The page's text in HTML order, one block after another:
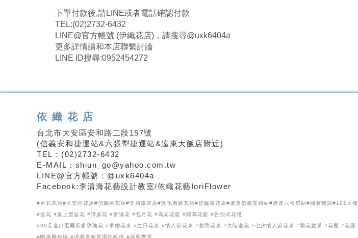
下單付款後,請LINE或者電話確認付款
TEL:(02)2732-6432
LINE@官方帳號 (伊織花店)，請搜尋@uxk6404a
更多詳情請和本店聯繫討論
LINE ID搜尋:0952454272
依織花店
台北市大安區安和路二段157號
(信義安和捷運站&六張犁捷運站&遠東大飯店附近)
TEL：(02)2732-6432
E-MAIL：shiun_go@yahoo.com.tw
LINE@官方帳號：@uxk6404a
Facebook:李清海花藝設計教室/依織花藝IoriFlower
#台北花店#大安區花店#信義區花店#安和路花店#敦化南路花店#信義路花店#捷運信義安和站#捷運六張犁站#國泰醫院#101大樓
#盆花 #桌上型盆花 #講桌花 #會議花 #包月花 #高架花籃 #開幕花籃 #告別式花禮
#99朵進口厄爾瓜多玫瑰花 #求婚花束 #生日花束 #情人節花束 #創意花束 #大陸送花 #七夕情人節花束 #蘭花盆景 #花瓶 #花器
#咖啡廳包場 #讀書會教室場地租借 #花藝教室